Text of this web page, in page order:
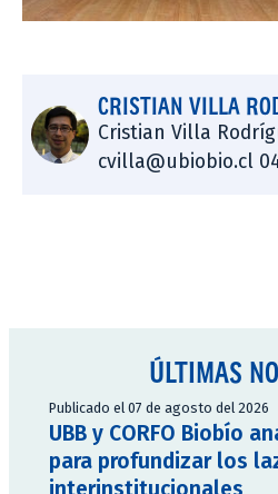
CRISTIAN VILLA
Cristian Villa
cvilla@ubiobio.cl
ÚLTIMAS
Publicado el 07 de agosto del 2026
UBB y CORFO Biobío
para profundizar los
interinstitucionales